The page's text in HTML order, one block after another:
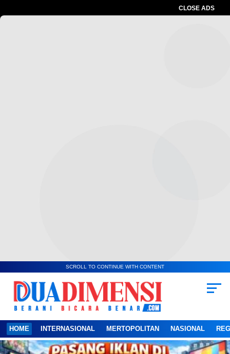
CLOSE ADS
SCROLL TO CONTINUE WITH CONTENT
HOME INTERNASIONAL MERTOPOLITAN NASIONAL